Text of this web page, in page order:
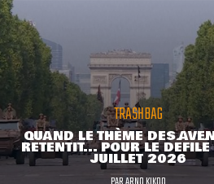
TRASHBAG
QUAND LE THÈME DES
RETENTIT... POUR LE
JUILLET 2026